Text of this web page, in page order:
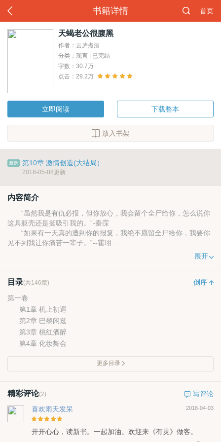
书籍详情 首页
天蝎老公很腹黑
作者：云庐煮酒
分类：现言 | 已完结
字数：30.7万
点击：29.2万
立即阅读 下载整本
放入书架
第10章 激情创造(大结局）
2018-05-08更新
内容简介
“虽然我是有仇必报，但你放心，我会留个全尸给你，怎么说你
这具躯壳还是挺吸引我的。”-秦霂
“如果有一天真的遭到你的报复，我绝不愿留全尸给你，我要你
见不到我让你痛苦一辈子。”--霍珝
……………爱不是占有而是奉献，无奈伊人已逝，能否有岁月
展开
目录(共146章)
倒序
第一卷
第1章 机上初遇
第2章 巴黎闲逛
第3章 桃红酒醉
第4章 化妆舞会
更多目录
精彩评论(2)
写评论
喜欢雨天发呆
2018-04-03
开开心心，读新书。一起加油。欢迎来《有灵》做客。